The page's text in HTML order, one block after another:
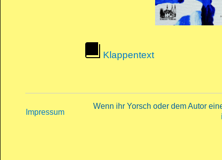
Klappentext
Impressum
Wenn ihr Yorsch oder dem Autor